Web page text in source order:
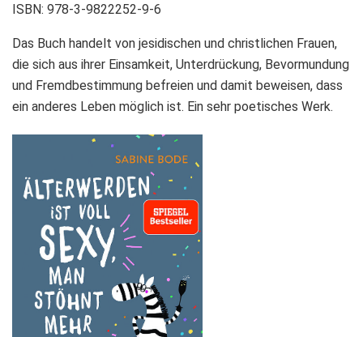
ISBN: 978-3-9822252-9-6
Das Buch handelt von jesidischen und christlichen Frauen,
die sich aus ihrer Einsamkeit, Unterdrückung, Bevormundung
und Fremdbestimmung befreien und damit beweisen, dass
ein anderes Leben möglich ist. Ein sehr poetisches Werk.